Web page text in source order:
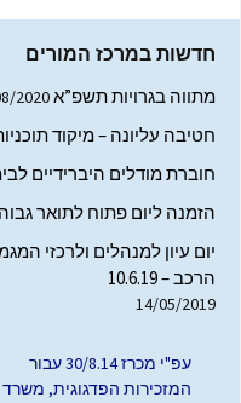
חדשות במרכז המורים
מתווה בגרויות תשפ”א2020
חטיבה עליונה – מיקוד
חוברת מודלים היברידיים
הזמנה ליום פתוח לתואר
יום עיון למנהלים ולרכזי
הרכב – 10.6.19
14/05/2019
עפ"י מכרז 30/8.14 עבור
המזכירות הפדגוגית, משרד